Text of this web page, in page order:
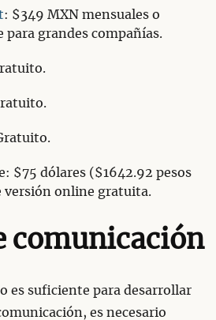
: $349 MXN mensuales o
para grandes compañías.
$75 dólares ($1642.92 pesos
versión online gratuita.
comunicación
es suficiente para desarrollar
es necesario